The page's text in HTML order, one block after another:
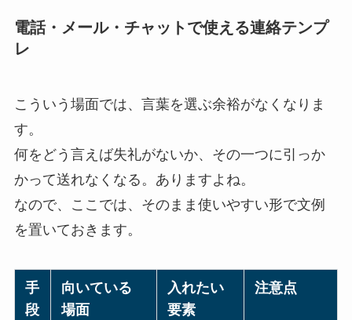
電話・メール・チャットで使える連絡テンプ
レ
こういう場面では、言葉を選ぶ余裕がなくなりま
す。
何をどう言えば失礼がないか、その一つに引っか
かって送れなくなる。ありますよね。
なので、ここでは、そのまま使いやすい形で文例
を置いておきます。
手
段
向いている
場面
入れたい
要素
注意点